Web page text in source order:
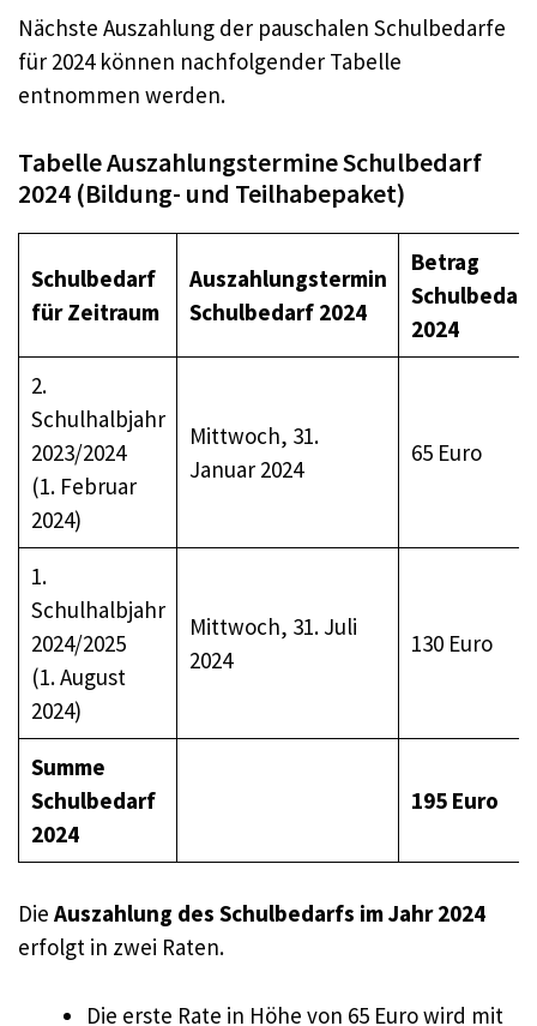
Nächste Auszahlung der pauschalen Schulbedarfe
für 2024 können nachfolgender Tabelle
entnommen werden.
Tabelle Auszahlungstermine Schulbedarf
2024 (Bildung- und Teilhabepaket)
Schulbedarf
für Zeitraum
Auszahlungstermin
Schulbedarf 2024
Betrag
Schulbedarf
2024
2.
Schulhalbjahr
2023/2024
(1. Februar
2024)
Mittwoch, 31.
Januar 2024
65 Euro
1.
Schulhalbjahr
2024/2025
(1. August
2024)
Mittwoch, 31. Juli
2024
130 Euro
Summe
Schulbedarf
2024
195 Euro
Die Auszahlung des Schulbedarfs im Jahr 2024
erfolgt in zwei Raten.
Die erste Rate in Höhe von 65 Euro wird mit